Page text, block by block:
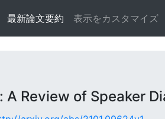
最新論文要約 表示をカスタマイズ
A Review of Speaker